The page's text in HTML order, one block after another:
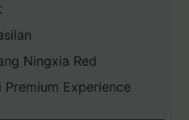
Ningxia Red
Premium Experience